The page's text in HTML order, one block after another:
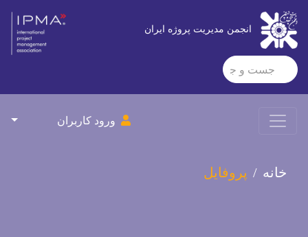
انجمن مدیریت پروژه ایران
ورود کاربران
خانه پروفایل